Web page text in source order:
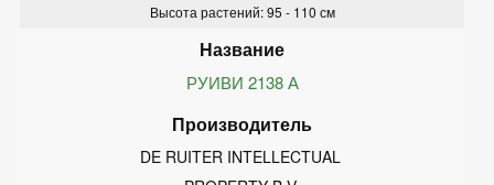
Высота растений: 95 - 110 см
РУИВИ 2138 А
DE RUITER INTELLECTUAL